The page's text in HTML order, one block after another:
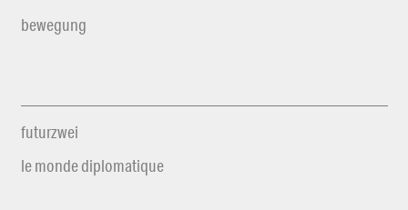
bewegung
futurzwei
le monde diplomatique